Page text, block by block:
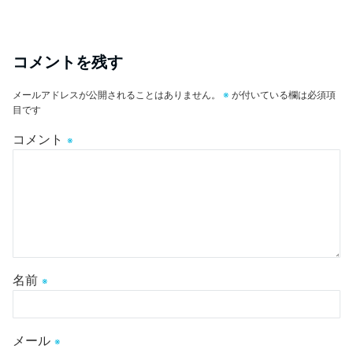
コメントを残す
メールアドレスが公開されることはありません。 ※ が付いている欄は必須項
目です
コメント ※
名前 ※
メール ※